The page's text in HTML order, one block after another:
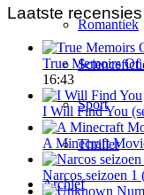
Romantiek
Sport
Thriller
Archief
Laatste recensies
True Memoirs Of
16:43
I Will Find You
A Minecraft
Narcos seizoen 1